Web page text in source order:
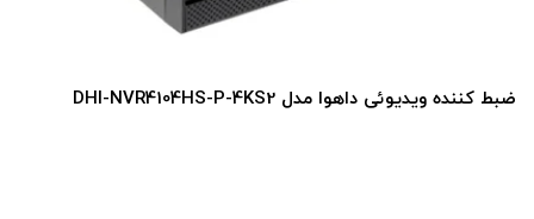
ضبط کننده ویدیوئی داهوا مدل DHI-NVR4104HS-P-4KS2